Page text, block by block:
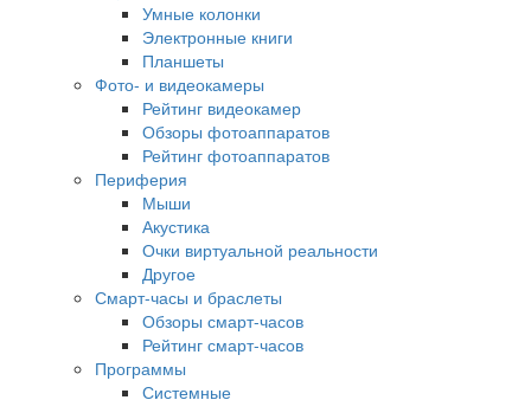
Умные колонки
Электронные книги
Планшеты
Фото- и видеокамеры
Рейтинг видеокамер
Обзоры фотоаппаратов
Рейтинг фотоаппаратов
Периферия
Мыши
Акустика
Очки виртуальной реальности
Другое
Смарт-часы и браслеты
Обзоры смарт-часов
Рейтинг смарт-часов
Программы
Системные